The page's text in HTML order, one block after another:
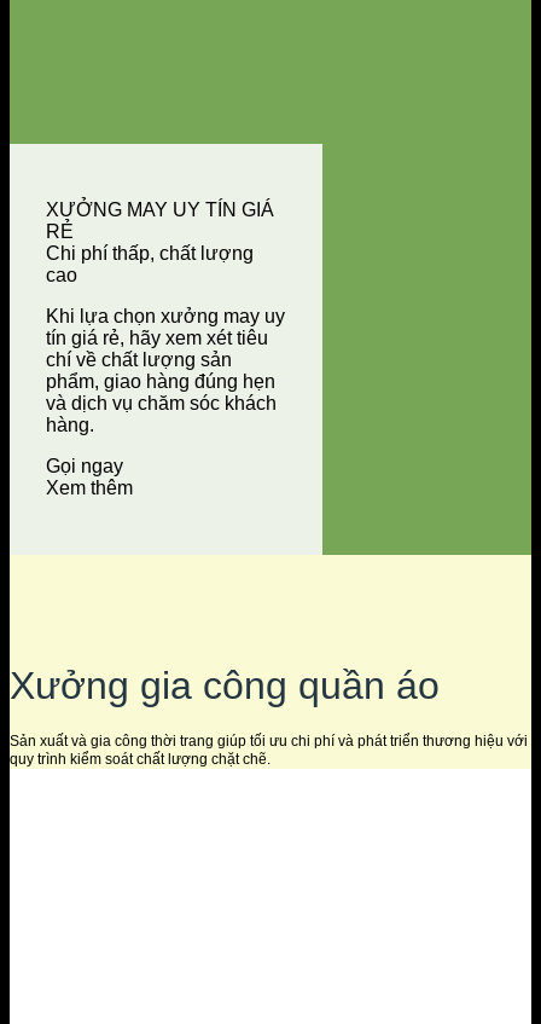
XƯỞNG MAY UY TÍN GIÁ
RẺ
Chi phí thấp, chất lượng
cao
Khi lựa chọn xưởng may uy
tín giá rẻ, hãy xem xét tiêu
chí về chất lượng sản
phẩm, giao hàng đúng hẹn
và dịch vụ chăm sóc khách
hàng.
Gọi ngay
Xem thêm
Xưởng gia công quần áo
Sản xuất và gia công thời trang giúp tối ưu chi phí và phát triển thương hiệu với
quy trình kiểm soát chất lượng chặt chẽ.